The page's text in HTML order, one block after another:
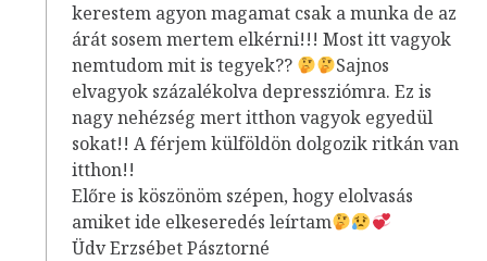
kerestem agyon magamat csak a munka de az
árát sosem mertem elkérni!!! Most itt vagyok
nemtudom mit is tegyek??
Sajnos
elvagyok százalékolva depressziómra. Ez is
nagy nehézség mert itthon vagyok egyedül
sokat!! A férjem külföldön dolgozik ritkán van
itthon!!
Előre is köszönöm szépen, hogy elolvasás
amiket ide elkeseredés leírtam
Üdv Erzsébet Pásztorné